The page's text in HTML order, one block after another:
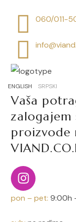
060/011-
ENGLISH SRPSKI
Vaša
zalogajem
proizvode
pon – pet: 9:00h